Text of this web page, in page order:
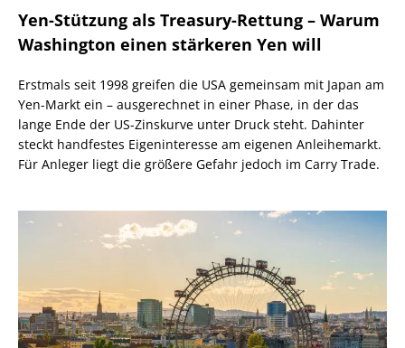
Yen-Stützung als Treasury-Rettung – Warum
Washington einen stärkeren Yen will
Erstmals seit 1998 greifen die USA gemeinsam mit Japan am
Yen-Markt ein – ausgerechnet in einer Phase, in der das
lange Ende der US-Zinskurve unter Druck steht. Dahinter
steckt handfestes Eigeninteresse am eigenen Anleihemarkt.
Für Anleger liegt die größere Gefahr jedoch im Carry Trade.